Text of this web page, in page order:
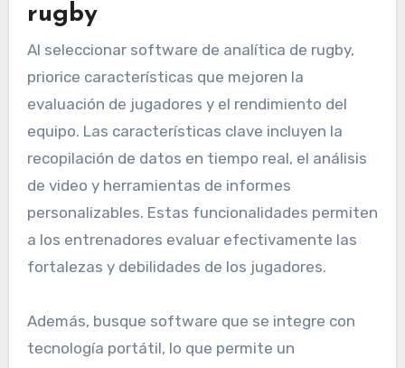
rugby
Al seleccionar software de analítica de rugby,
priorice características que mejoren la
evaluación de jugadores y el rendimiento del
equipo. Las características clave incluyen la
recopilación de datos en tiempo real, el análisis
de video y herramientas de informes
personalizables. Estas funcionalidades permiten
a los entrenadores evaluar efectivamente las
fortalezas y debilidades de los jugadores.
Además, busque software que se integre con
tecnología portátil, lo que permite un